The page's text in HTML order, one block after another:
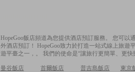
HopeGoo飯店頻道為您提供酒店預訂服務。 您可
外酒店預訂！ HopeGoo致力於打造一站式線上旅
遊平臺之一，。 我們的使命是“讓旅行更簡單、更
曼谷飯店 首爾飯店 普吉島飯店
東京